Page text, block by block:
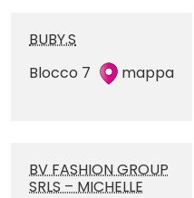
BUBY.S
Blocco 7
mappa
BV FASHION GROUP
SRLS – MICHELLE